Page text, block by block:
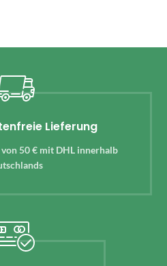
Lieferung
50 € mit DHL innerhalb